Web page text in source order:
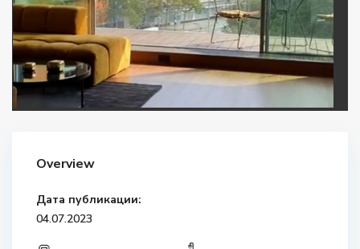
Overview
Дата публикации:
04.07.2023